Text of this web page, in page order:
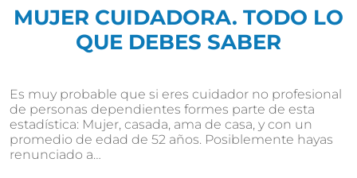
MUJER CUIDADORA. TODO LO
QUE DEBES SABER
Es muy probable que si eres cuidador no profesional
de personas dependientes formes parte de esta
estadística: Mujer, casada, ama de casa, y con un
promedio de edad de 52 años. Posiblemente hayas
renunciado a…